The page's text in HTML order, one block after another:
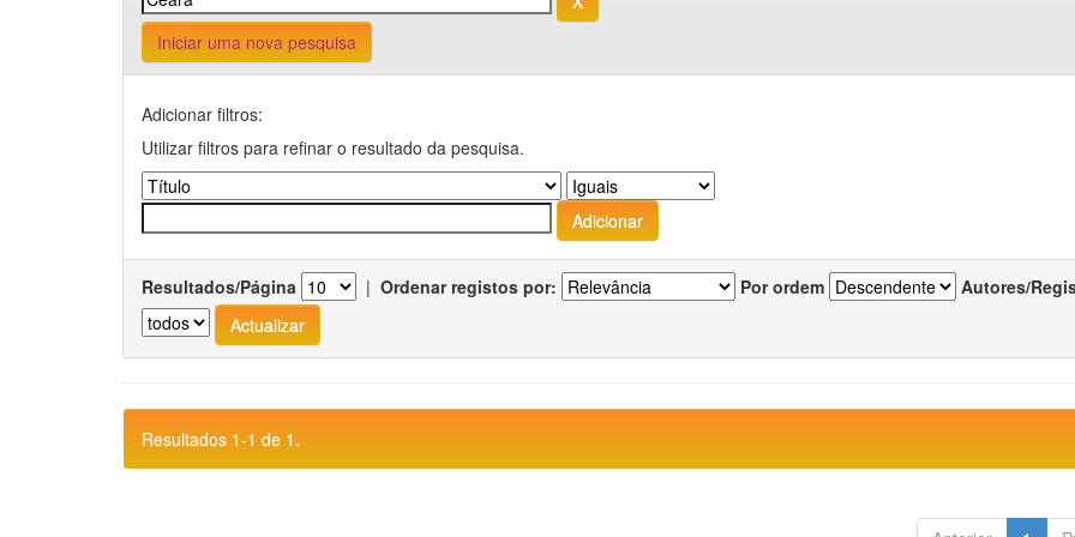
Iniciar uma nova pesquisa
Adicionar filtros:
Utilizar filtros para refinar o resultado da pesquisa.
Resultados/Página | Ordenar registos por: Por ordem Autores/
Resultados 1-1 de 1.